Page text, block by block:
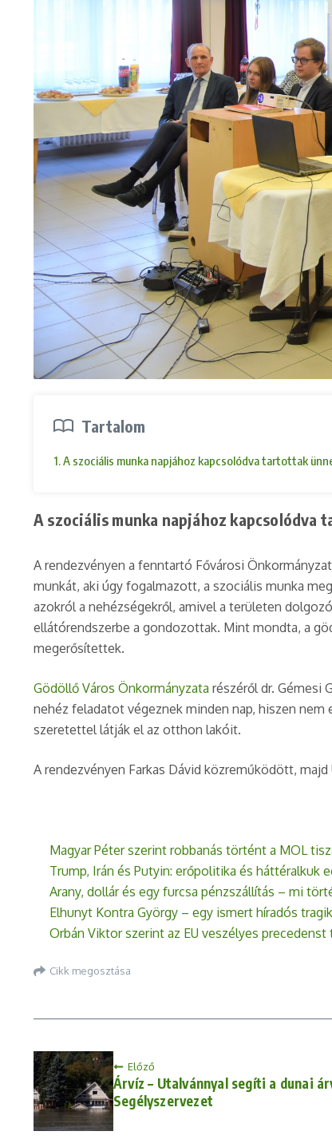
Tartalom
1. A szociális munka napjához kapcsolódva tartottak
A szociális munka napjához kapcsolódva
A rendezvényen a fenntartó Fővárosi
munkát, aki úgy fogalmazott, a szociális munka
azokról a nehézségekről, amivel a területen
ellátórendszerbe a gondozottak. Mint mondta, a
megerősítettek.
Gödöllő Város Önkormányzata részéről dr. Gémesi
nehéz feladatot végeznek minden nap, hiszen
szeretettel látják el az otthon lakóit.
A rendezvényen Farkas Dávid közreműködött,
Magyar Péter szerint robbanás történt a MOL
Trump, Irán és Putyin: erőpolitika és háttéralkuk
Arany, dollár és egy furcsa pénzszállítás – mi
Elhunyt Kontra György – egy ismert híradós
Orbán Viktor szerint az EU veszélyes
Cikk megosztása
Előző
Árvíz – Utalvánnyal segíti a dunai
Segélyszervezet